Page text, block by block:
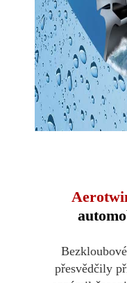
přesvědčily